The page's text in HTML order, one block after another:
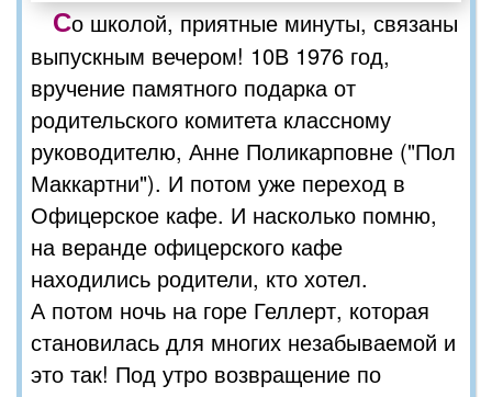
Со школой, приятные минуты, связаны
выпускным вечером! 10В 1976 год,
вручение памятного подарка от
родительского комитета классному
руководителю, Анне Поликарповне ("Пол
Маккартни"). И потом уже переход в
Офицерское кафе. И насколько помню,
на веранде офицерского кафе
находились родители, кто хотел.
А потом ночь на горе Геллерт, которая
становилась для многих незабываемой и
это так! Под утро возвращение по